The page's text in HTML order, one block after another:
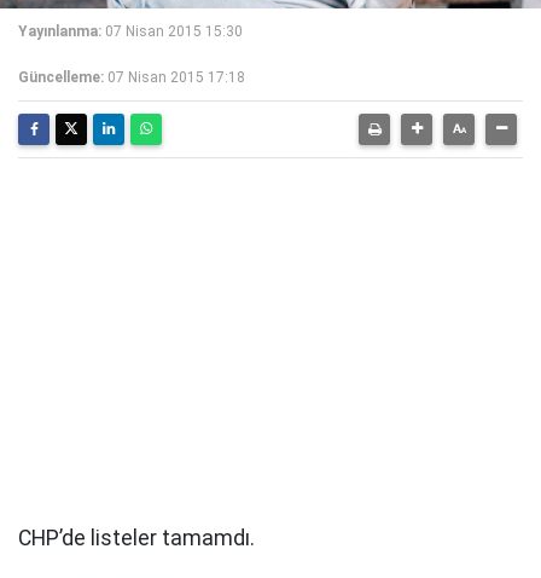
Yayınlanma: 07 Nisan 2015 15:30
Güncelleme: 07 Nisan 2015 17:18
CHP’de listeler tamamdı.